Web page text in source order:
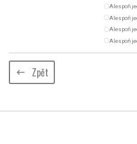
radio_button_uncheckedAlespoň
radio_button_uncheckedAlespoň
radio_button_uncheckedAlespoň
radio_button_uncheckedAlespoň
keyboard_backspace Zpět